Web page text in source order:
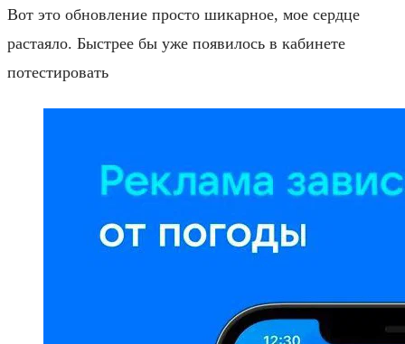
Вот это обновление просто шикарное, мое сердце
растаяло. Быстрее бы уже появилось в кабинете
потестировать